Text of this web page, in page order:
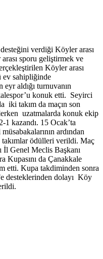
verdiği Köyler arası
sporu geliştirmek ve
Köyler arası
ev sahipliğinde
aldığı turnuvanın
konuk etti. Seyirci
iki takım da maçın son
uzatmalarda konuk ekip
1 kazandı. 15 Ocak’ta
ardından
takımlar ödülleri verildi. Maç
İl Genel Meclis Başkanı
Kupasını da Çanakkale
etti. Kupa takdiminden sonra
desteklerinden dolayı Köy